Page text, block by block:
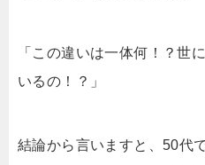
「この違いは一体何！？世
いるの！？」
結論から言いますと、50代